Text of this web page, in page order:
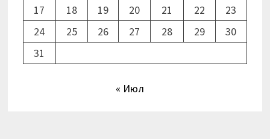
17
18 19 20 21 22
23
24
25 26 27 28 29
30
31
« Июл